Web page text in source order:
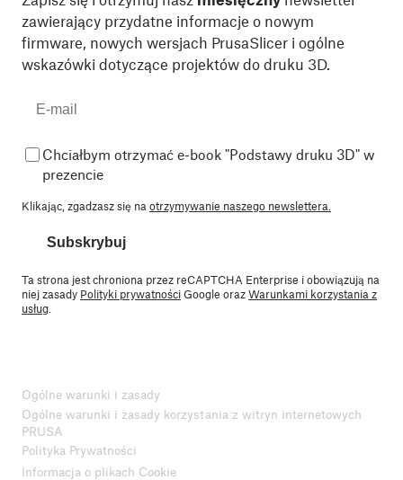
zawierający przydatne informacje o nowym
firmware, nowych wersjach PrusaSlicer i ogólne
wskazówki dotyczące projektów do druku 3D.
Chciałbym otrzymać e-book "Podstawy druku 3D" w
prezencie
Klikając, zgadzasz się na otrzymywanie naszego newslettera.
Subskrybuj
Ta strona jest chroniona przez reCAPTCHA Enterprise i obowiązują na
niej zasady Polityki prywatnościGoogle orazWarunkami korzystania z
usług
Ogólne warunki i zasady
Ogólne warunki i zasady korzystania z witryn internetowych
PRUSA
Polityka Prywatności
Informacja o plikach Cookie